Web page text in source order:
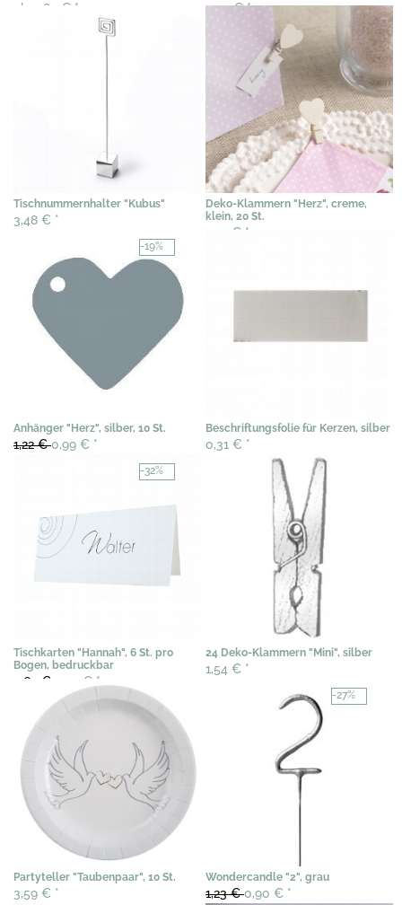
ab 0,85 € * 2,04 €*
Tischnummernhalter "Kubus"
3,48 € *
Deko-Klammern "Herz", creme,
klein, 20 St.
7,07 € *
-19%
Anhänger "Herz", silber, 10 St.
1,22 €0,99 € *
Beschriftungsfolie für Kerzen, silber
0,31 € *
-32%
Tischkarten "Hannah", 6 St. pro
Bogen, bedruckbar
3,69 € 2,50 € *
24 Deko-Klammern "Mini", silber
1,54 € *
Partyteller "Taubenpaar", 10 St.
3,59 € *
-27%
Wondercandle "2", grau
1,23 €0,90 € *